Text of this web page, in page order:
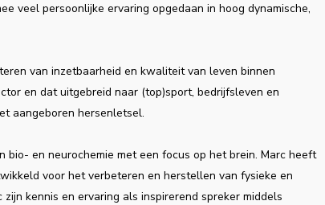
veel persoonlijke ervaring opgedaan in hoog dynamische,
van inzetbaarheid en kwaliteit van leven binnen
en dat uitgebreid naar (top)sport, bedrijfsleven en
aangeboren hersenletsel.
en neurochemie met een focus op het brein. Marc heeft
voor het verbeteren en herstellen van fysieke en
kennis en ervaring als inspirerend spreker middels